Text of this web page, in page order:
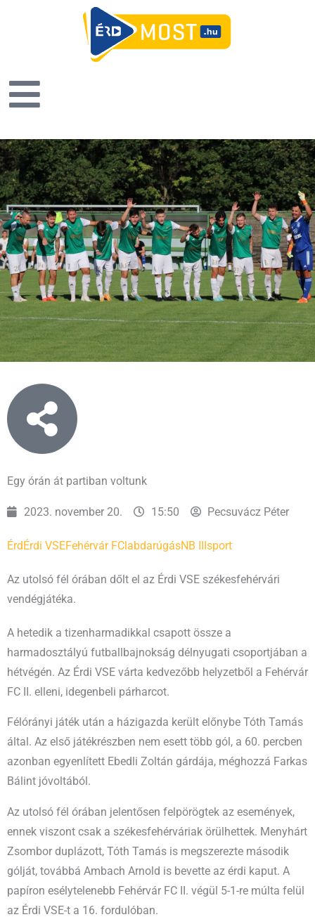
Egy órán át partiban voltunk
2023. november 20. 15:50 Pecsuvácz Péter
Érd Érdi VSEFehérvár FC labdarúgásNB III sport
Az utolsó fél órában dőlt el az Érdi VSE székesfehérvári
vendégjátéka.
A hetedik a tizenharmadikkal csapott össze a
harmadosztályú futballbajnokság délnyugati csoportjában a
hétvégén. Az Érdi VSE várta kedvezőbb helyzetből a Fehérvár
FC II. elleni, idegenbeli párharcot.
Félórányi játék után a házigazda került előnybe Tóth Tamás
által. Az első játékrészben nem esett több gól, a 60. percben
azonban egyenlített Ebedli Zoltán gárdája, méghozzá Farkas
Bálint jóvoltából.
Az utolsó fél órában jelentősen felpörögtek az események,
ennek viszont csak a székesfehérváriak örülhettek. Menyhárt
Zsombor duplázott, Tóth Tamás is megszerezte második
gólját, továbbá Ambach Arnold is bevette az érdi kaput. A
papíron esélytelenebb Fehérvár FC II. végül 5-1-re múlta felül
az Érdi VSE-t a 16. fordulóban.